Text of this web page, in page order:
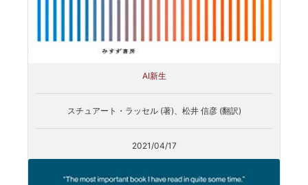
AI新生
スチュアート・ラッセル (著)、松井 信彦 (翻訳)
2021/04/17